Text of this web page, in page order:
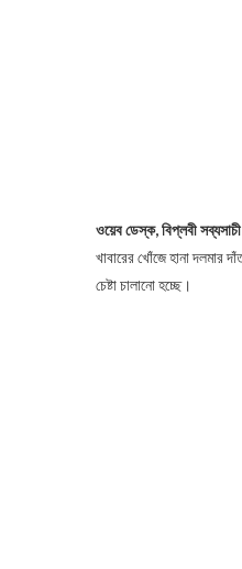
ওয়েব ডেস্ক, বিপ্লবী
খাবারের খোঁজে হানা দলমার
চেষ্টা চালানো হচ্ছে।